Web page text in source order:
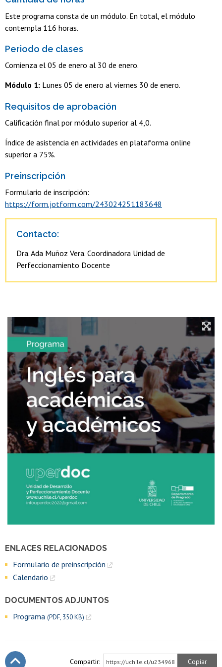
ENLACES RELACIONADOS
Formulario de preinscripción
Calendario
DOCUMENTOS ADJUNTOS
Programa (PDF, 350 KB)
Este programa consta de un módulo. En total, el módulo
contempla 116 horas.
Periodo de clases
Comienza el 05 de enero al 30 de enero.
Módulo 1: Lunes 05 de enero al viernes 30 de enero.
Requisitos de aprobación
Calificación final por módulo superior al 4,0.
Índice de asistencia en actividades en plataforma online
superior a 75%.
Preinscripción
Formulario de inscripción:
https://form.jotform.com/243024251183648
Contacto:
Dra. Ada Muñoz Vera. Coordinadora Unidad de
Perfeccionamiento Docente
Compartir: https://uchile.cl/u234968 Copiar